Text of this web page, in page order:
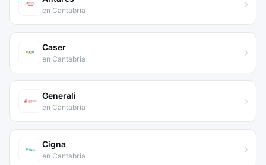
en Cantabria
Caser
en Cantabria
Generali
en Cantabria
Cigna
en Cantabria